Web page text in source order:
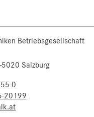
Betriebsgesellschaft
Salzburg
0
20199